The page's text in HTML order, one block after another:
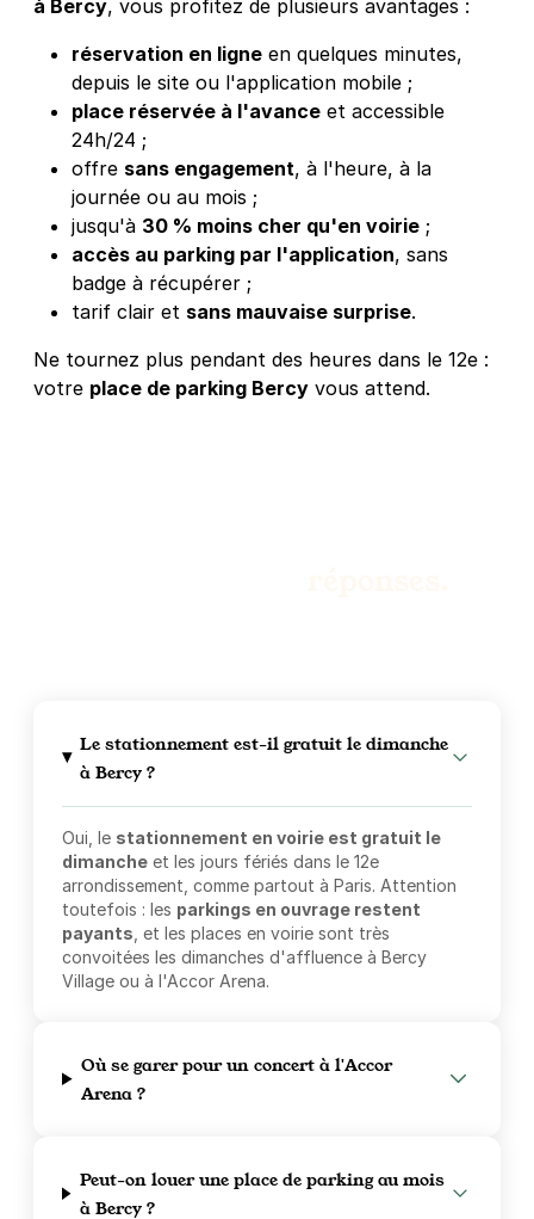
Paris - Bibliothèque François-
8 rue Zadkine
75013Paris
4,1(101 avis)
2,50 €/heure,23 €/jour,65 €/semaine(tarifs dégressifs)
Réserver
+ Abonnements disponibles
à Bercy, vous profitez de plusieurs avantages :
réservation en ligne en quelques minutes,
depuis le site ou l'application mobile ;
place réservée à l'avance et accessible
24h/24 ;
offre sans engagement, à l'heure, à la
journée ou au mois ;
jusqu'à 30 % moins cher qu'en voirie ;
accès au parking par l'application, sans
badge à récupérer ;
tarif clair et sans mauvaise surprise.
Ne tournez plus pendant des heures dans le 12e :
votre place de parking Bercy vous attend.
Le stationnement est-il gratuit le dimanche
à Bercy ?
Oui, le stationnement en voirie est gratuit le
dimanche et les jours fériés dans le 12e
arrondissement, comme partout à Paris. Attention
toutefois : les parkings en ouvrage restent
payants , et les places en voirie sont très
convoitées les dimanches d'affluence à Bercy
Village ou à l'Accor Arena.
Où se garer pour un concert à l'Accor
Arena ?
Peut-on louer une place de parking au mois
à Bercy ?